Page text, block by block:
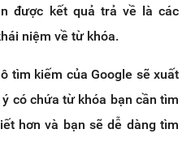
được kết quả trả về là các
niệm về từ khóa.
tìm kiếm của Google sẽ xuất
có chứa từ khóa bạn cần tìm
hơn và bạn sẽ dễ dàng tìm